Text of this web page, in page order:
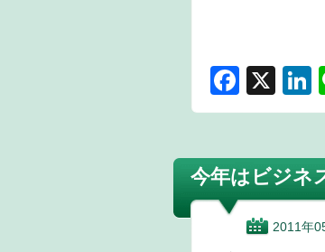
F
a
e
b
o
X
今年はビジネ
2011年